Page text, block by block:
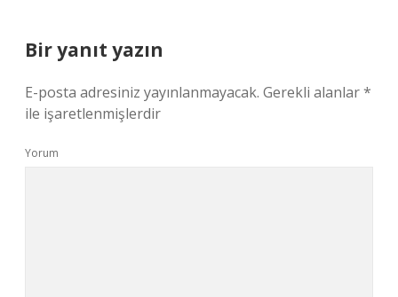
Bir yanıt yazın
E-posta adresiniz yayınlanmayacak. Gerekli alanlar*
ile işaretlenmişlerdir
Yorum